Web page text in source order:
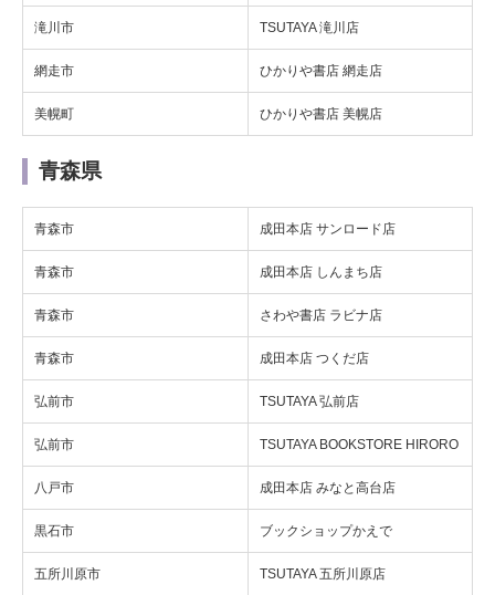
滝川市 TSUTAYA 滝川店
網走市 ひかりや書店 網走店
美幌町 ひかりや書店 美幌店
青森県
青森市 成田本店 サンロード店
青森市 成田本店 しんまち店
青森市 さわや書店 ラビナ店
青森市 成田本店 つくだ店
弘前市 TSUTAYA 弘前店
弘前市 TSUTAYA BOOKSTORE HIRORO
八戸市 成田本店 みなと高台店
黒石市 ブックショップかえで
五所川原市 TSUTAYA 五所川原店